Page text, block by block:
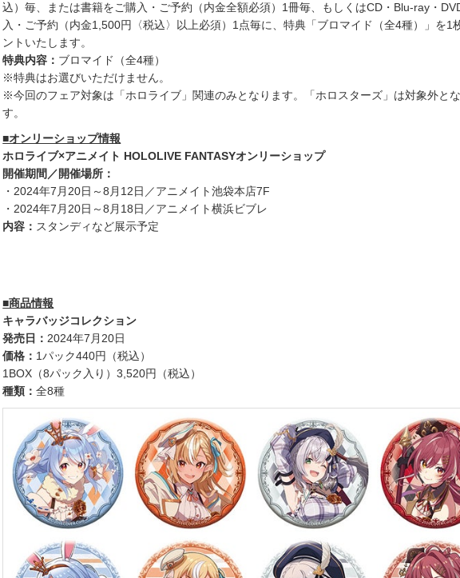
込）毎、または書籍をご購入・ご予約（内金全額必須）1冊毎、もしくはCD・Blu-ray・
入・ご予約（内金1,500円〈税込〉以上必須）1点毎に、特典「ブロマイド（全4種）」を1
ントいたします。
特典内容： ブロマイド（全4種）
※特典はお選びいただけません。
※今回のフェア対象は「ホロライブ」関連のみとなります。「ホロスターズ」は対象外と
す。
■オンリーショップ情報
ホロライブ×アニメイト HOLOLIVE FANTASYオンリーショップ
開催期間／開催場所：
・2024年7月20日～8月12日／アニメイト池袋本店7F
・2024年7月20日～8月18日／アニメイト横浜ビブレ
内容： スタンディなど展示予定
■商品情報
キャラバッジコレクション
発売日：2024年7月20日
価格： 1パック440円（税込）
1BOX（8パック入り）3,520円（税込）
種類：全8種